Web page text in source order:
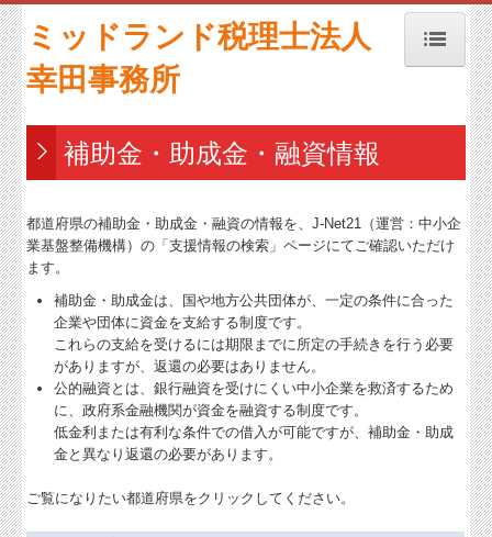
トップページ
経営者お役立ち情報
経営者の四季
事務所紹介
経営理念
業務案内
交通案内
週刊 FAXNEWS
関連リンク
ミッドランド税理士法人
幸田事務所
補助金・助成金・融資情報
都道府県の補助金・助成金・融資の情報を、J-Net21（運営：中小企
業基盤整備機構）の「支援情報の検索」ページにてご確認いただけ
ます。
補助金・助成金は、国や地方公共団体が、一定の条件に合った
企業や団体に資金を支給する制度です。
これらの支給を受けるには期限までに所定の手続きを行う必要
がありますが、返還の必要はありません。
公的融資とは、銀行融資を受けにくい中小企業を救済するため
に、政府系金融機関が資金を融資する制度です。
低金利または有利な条件での借入が可能ですが、補助金・助成
金と異なり返還の必要があります。
ご覧になりたい都道府県をクリックしてください。